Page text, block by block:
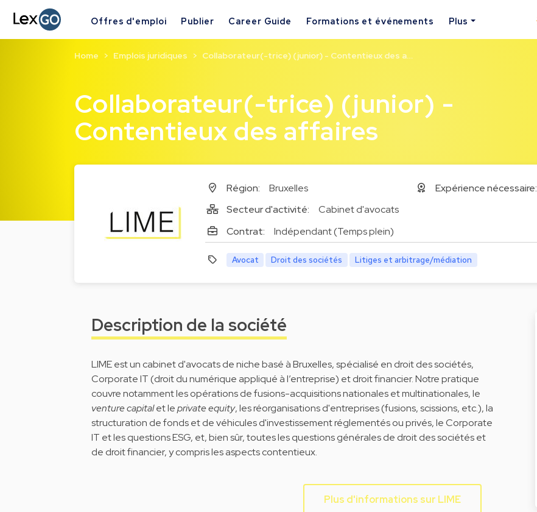
Offres d'emploi Publier Career Guide Formations et événements Plus
Collaborateur(-trice) (junior) -
Contentieux des affaires
Home Emplois juridiques Collaborateur(-trice) (junior) - Contentieux des a…
Région: Bruxelles Expérience nécessaire:
Secteur d'activité:
Cabinet d'avocats
Contrat:
Indépendant (Temps plein)
Avocat Droit des sociétés Litiges et arbitrage/médiation
Description de la société
LIME est un cabinet d'avocats de niche basé à Bruxelles, spécialisé en droit des sociétés,
Corporate IT (droit du numérique appliqué à l’entreprise) et droit financier. Notre pratique
couvre notamment les opérations de fusions-acquisitions nationales et multinationales, le
venture capitalet leprivate equity, les réorganisations d'entreprises (fusions, scissions, etc.), la
structuration de fonds et de véhicules d'investissement réglementés ou privés, le Corporate
IT et les questions ESG, et, bien sûr, toutes les questions générales de droit des sociétés et
de droit financier, y compris les aspects contentieux.
Plus d'informations sur LIME